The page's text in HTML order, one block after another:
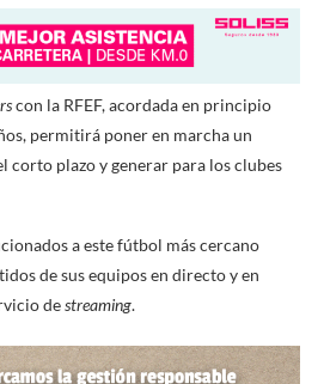
con la RFEF, acordada en principio
permitirá poner en marcha un
corto plazo y generar para los clubes
a este fútbol más cercano
de sus equipos en directo y en
destreaming.